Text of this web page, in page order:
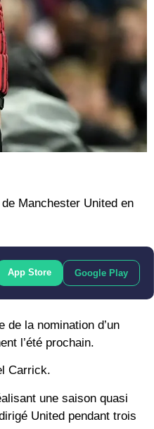
Manchester United en
App Store Google Play
de la nomination d’un
l’été prochain.
Carrick.
une saison quasi
United pendant trois